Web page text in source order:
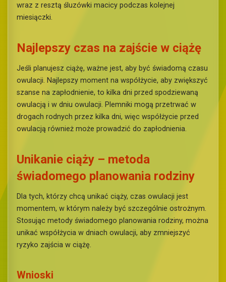
wraz z resztą śluzówki macicy podczas kolejnej
miesiączki.
Najlepszy czas na zajście w ciążę
Jeśli planujesz ciążę, ważne jest, aby być świadomą czasu
owulacji. Najlepszy moment na współżycie, aby zwiększyć
szanse na zapłodnienie, to kilka dni przed spodziewaną
owulacją i w dniu owulacji. Plemniki mogą przetrwać w
drogach rodnych przez kilka dni, więc współżycie przed
owulacją również może prowadzić do zapłodnienia.
Unikanie ciąży – metoda
świadomego planowania rodziny
Dla tych, którzy chcą unikać ciąży, czas owulacji jest
momentem, w którym należy być szczególnie ostrożnym.
Stosując metody świadomego planowania rodziny, można
unikać współżycia w dniach owulacji, aby zmniejszyć
ryzyko zajścia w ciążę.
Wnioski